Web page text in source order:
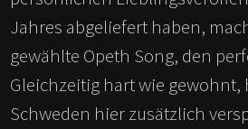
Jahres abgeliefert haben,
gewählte Opeth Song, den
Gleichzeitig hart wie gewohnt,
Schweden hier zusätzlich